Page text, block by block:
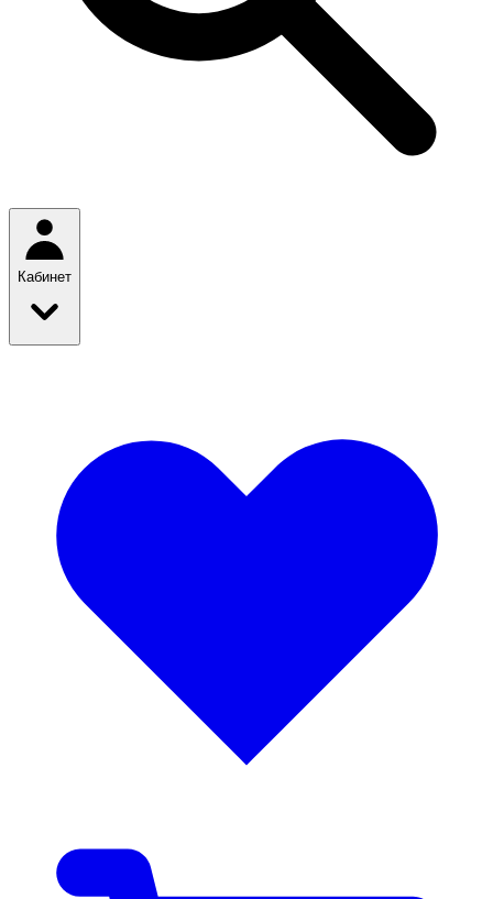
Кабинет